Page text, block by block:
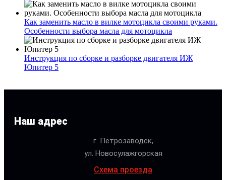
Как заменить масло в вилке мотоцикла своими руками.
Особенности выбора масла для мотоцикла
Инструкция по сборке и разборке двигателя ИЖ
Юпитер 5
Наш адрес
г. Петрозаводск,
ул. Новосулажгорская
Схема проезда